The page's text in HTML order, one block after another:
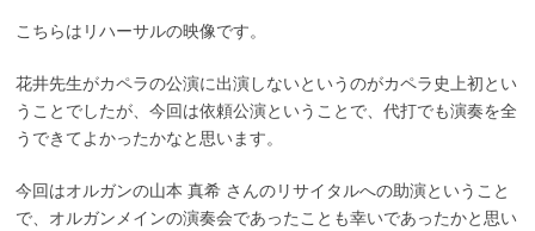
こちらはリハーサルの映像です。
花井先生がカペラの公演に出演しないというのがカペラ史上初とい
うことでしたが、今回は依頼公演ということで、代打でも演奏を全
うできてよかったかなと思います。
今回はオルガンの山本 真希 さんのリサイタルへの助演ということ
で、オルガンメインの演奏会であったことも幸いであったかと思い